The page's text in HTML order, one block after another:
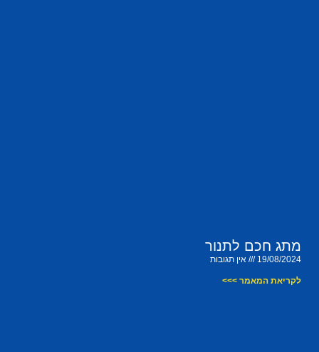
מתג חכם לתנור
19/08/2024 אין תגובות
לקריאת המאמר >>>